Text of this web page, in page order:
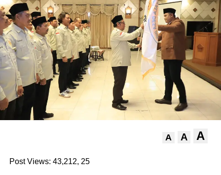
A A A
Post Views: 43,212, 25